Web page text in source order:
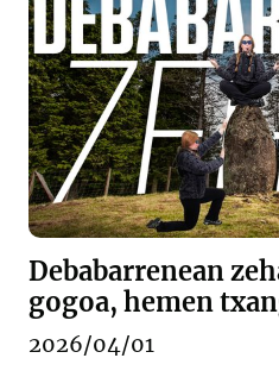
Debabarrenean
gogoa, hemen
2026/04/01